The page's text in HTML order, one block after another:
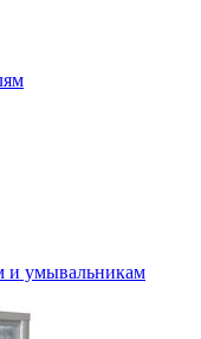
и умывальникам